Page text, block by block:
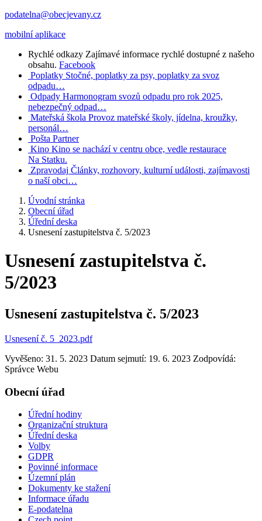
podatelna@obecjevany.cz
mobilní aplikace
Rychlé odkazy Zajímavé informace rychlé dostupné z našeho
obsahu. Facebook
Poplatky Stočné, poplatky za psy, poplatky za svoz
odpadu…
Odpady Harmonogram svozů odpadu pro rok 2025,
nebezpečný odpad…
Mateřská škola Provoz mateřské školy, jídelna, kroužky,
personál…
Pošta Partner
Kino Kino se nachází v centru obce, vedle restaurace
Na Statku.
Zpravodaj Články, rozhovory, kulturní události, zajímavosti
o naší obci…
Úvodní stránka
Obecní úřad
Úřední deska
Usnesení zastupitelstva č. 5/2023
Usnesení zastupitelstva č.
5/2023
Usnesení zastupitelstva č. 5/2023
Usnesení č. 5_2023.pdf
Vyvěšeno: 31. 5. 2023 Datum sejmutí: 19. 6. 2023 Zodpovídá:
Správce Webu
Obecní úřad
Úřední hodiny
Organizační struktura
Úřední deska
Volby
GDPR
Povinné informace
Územní plán
Dokumenty ke stažení
Informace úřadu
E-podatelna